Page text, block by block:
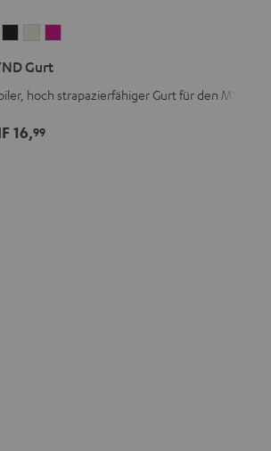
Warm
Black
Warm
WhiteBerry
Gurt
hoch strapazierfähiger Gurt für den MYND
16,99